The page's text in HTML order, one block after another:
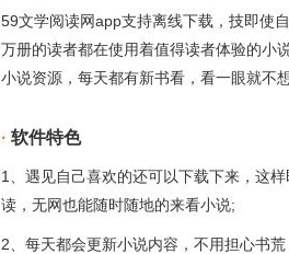
59文学阅读网app支持离线下载，技即使
万册的读者都在使用着值得读者体验的小
小说资源，每天都有新书看，看一眼就不
软件特色
1、遇见自己喜欢的还可以下载下来，这
读，无网也能随时随地的来看小说;
2、每天都会更新小说内容，不用担心书